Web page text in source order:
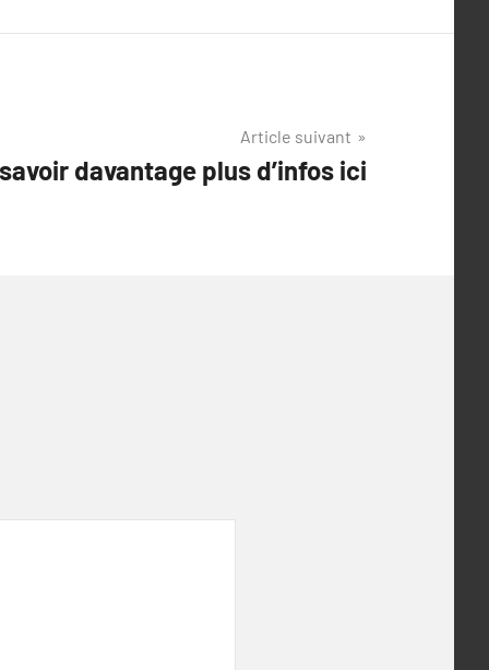
Article suivant
davantage plus d’infos ici